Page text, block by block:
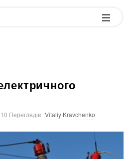
Переглядів Vitaliy Kravchenko